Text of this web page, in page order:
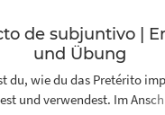
de subjuntivo |
und Übung
du, wie du das Pretérito
und verwendest. Im